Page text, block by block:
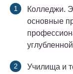
Колледжи.
основные
Училища и